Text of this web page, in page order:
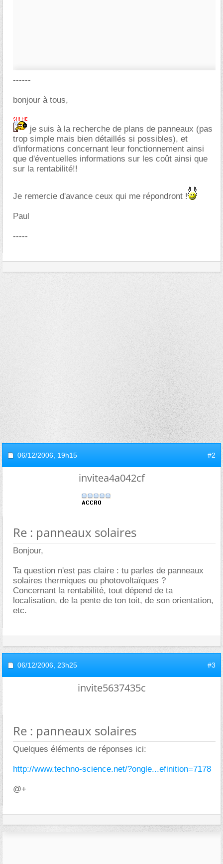
------
bonjour à tous,
je suis à la recherche de plans de panneaux (pas
trop simple mais bien détaillés si possibles), et
d'informations concernant leur fonctionnement ainsi
que d'éventuelles informations sur les coût ainsi que
sur la rentabilité!!
Je remercie d'avance ceux qui me répondront !
Paul
-----
06/12/2006, 19h15 #2
invitea4a042cf
Re : panneaux solaires
Bonjour,
Ta question n'est pas claire : tu parles de panneaux
solaires thermiques ou photovoltaïques ?
Concernant la rentabilité, tout dépend de ta
localisation, de la pente de ton toit, de son orientation,
etc.
06/12/2006, 23h25 #3
invite5637435c
Re : panneaux solaires
Quelques éléments de réponses ici:
http://www.techno-science.net/?ongle...efinition=7178
@+